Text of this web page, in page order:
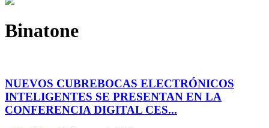
Binatone
NUEVOS CUBREBOCAS ELECTRÓNICOS
INTELIGENTES SE PRESENTAN EN LA
CONFERENCIA DIGITAL CES...